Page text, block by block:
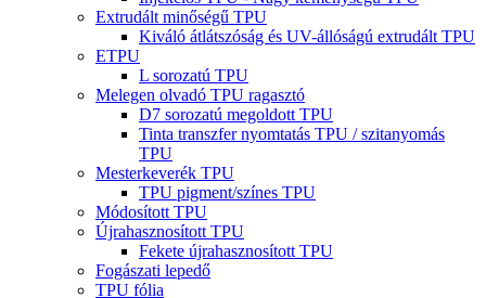
Extrudált minőségű TPU
Kiváló átlátszóság és UV-állóságú extrudált TPU
ETPU
L sorozatú TPU
Melegen olvadó TPU ragasztó
D7 sorozatú megoldott TPU
Tinta transzfer nyomtatás TPU / szitanyomás
TPU
Mesterkeverék TPU
TPU pigment/színes TPU
Módosított TPU
Újrahasznosított TPU
Fekete újrahasznosított TPU
Fogászati ​​lepedő
TPU fólia